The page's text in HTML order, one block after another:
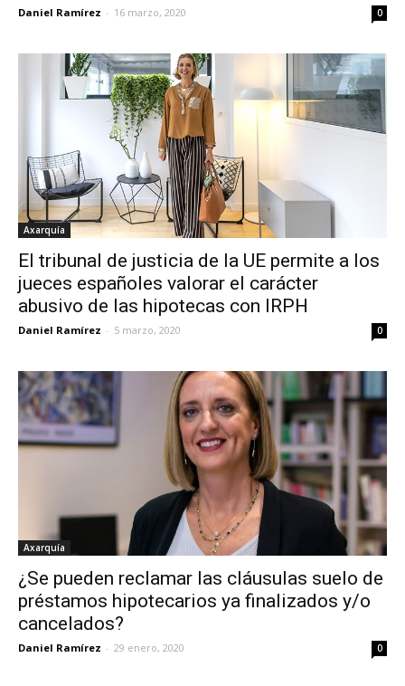
Daniel Ramírez - 16 marzo, 2020 0
Axarquía
El tribunal de justicia de la UE permite a los
jueces españoles valorar el carácter
abusivo de las hipotecas con IRPH
Daniel Ramírez - 5 marzo, 2020 0
Axarquía
¿Se pueden reclamar las cláusulas suelo de
préstamos hipotecarios ya finalizados y/o
cancelados?
Daniel Ramírez - 29 enero, 2020 0